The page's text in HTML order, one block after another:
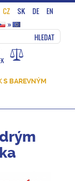
CZ SK DE
EN
»
HLEDAT
S BAREVNÝM